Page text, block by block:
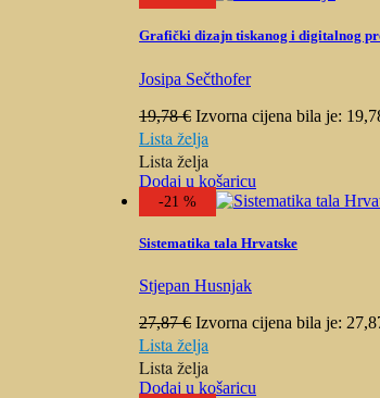
Grafički dizajn tiskanog i digitalnog
Josipa Sečthofer
19,78€ Izvorna cijena bila je:
Lista želja
Lista želja
Dodaj u košaricu
-21 %
Sistematika tala Hrvatske
Stjepan Husnjak
27,87€ Izvorna cijena bila je:
Lista želja
Lista želja
Dodaj u košaricu